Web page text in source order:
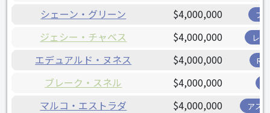
シェーン・グリーン $4,000,000 ブ
ジェシー・チャベス $4,000,000 レ
エデュアルド・ヌネス $4,000,000 R
ブレーク・スネル $4,000,000
マルコ・エストラダ $4,000,000 アス